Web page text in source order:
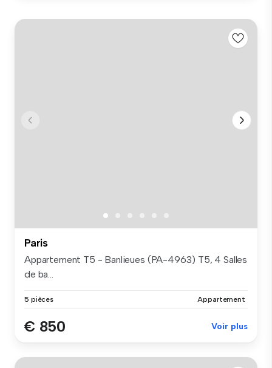
Paris
Appartement T5 - Banlieues (PA-4963) T5, 4 Salles
de ba...
5 pièces Appartement
€ 850 Voir plus